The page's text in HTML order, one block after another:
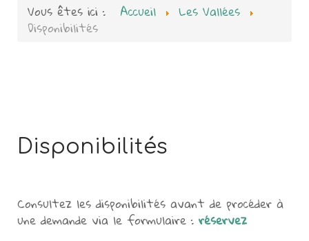
Vous êtes ici : Accueil Les Vallées
Disponibilités
Disponibilités
Consultez les disponibilités avant de procéder à
une demande via le formulaire : réservez